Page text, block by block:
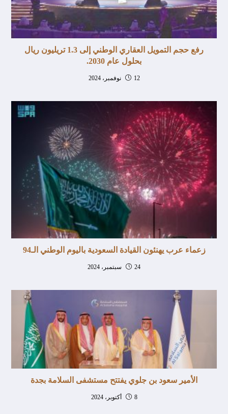
رفع حجم التمويل العقاري الوطني إلى 1.3 تريليون ريال
بحلول عام 2030.
12 نوفمبر، 2024
زعماء عرب يهنئون القيادة السعودية باليوم الوطني الـ94
24 سبتمبر، 2024
الأمير سعود بن جلوي يفتتح مستشفى السلامة بجدة
8 أكتوبر، 2024